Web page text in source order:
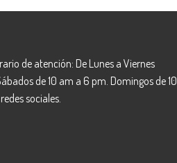
de atención: De Lunes a Viernes
de 10 am a 6 pm. Domingos de 10
sociales.